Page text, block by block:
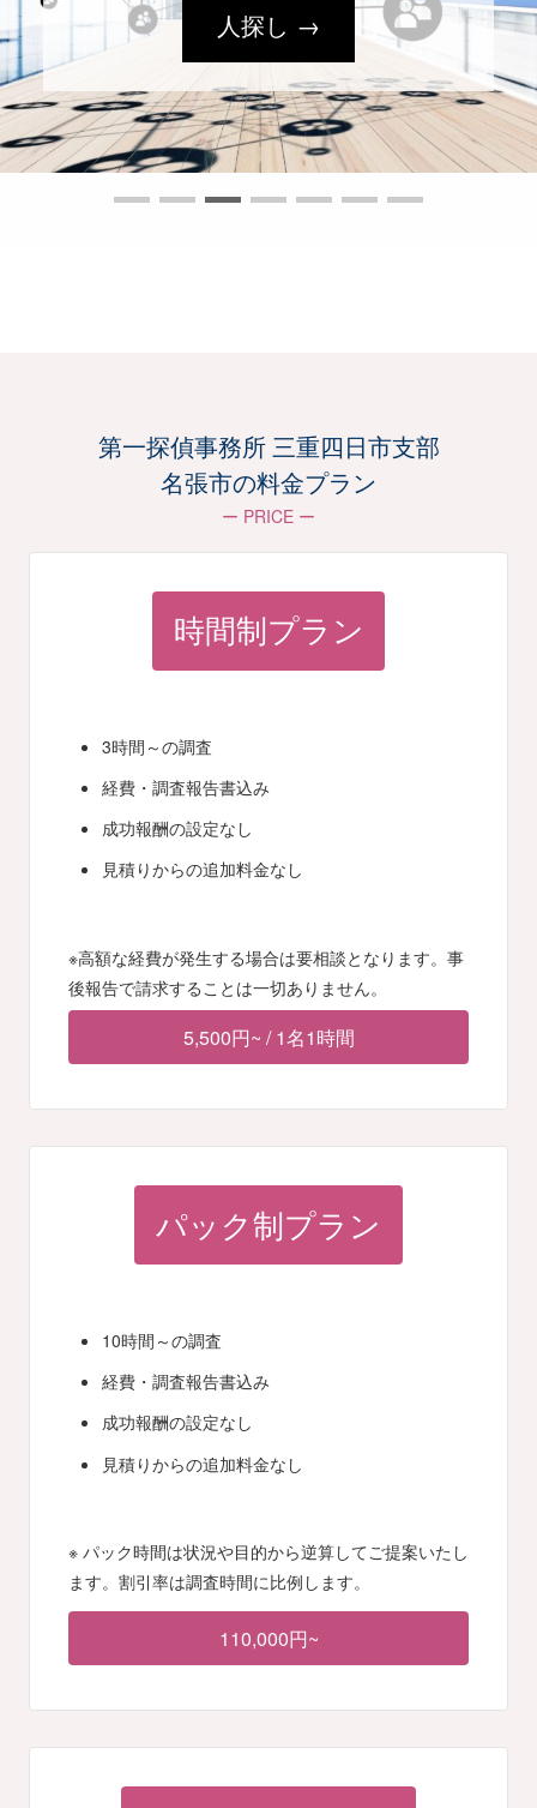
人探し →
第一探偵事務所 三重四日市支部
名張市の料金プラン
ー PRICE ー
時間制プラン
3時間～の調査
経費・調査報告書込み
成功報酬の設定なし
見積りからの追加料金なし
※高額な経費が発生する場合は要相談となります。事
後報告で請求することは一切ありません。
5,500円~ / 1名1時間
パック制プラン
10時間～の調査
経費・調査報告書込み
成功報酬の設定なし
見積りからの追加料金なし
※ パック時間は状況や目的から逆算してご提案いたし
ます。割引率は調査時間に比例します。
110,000円~